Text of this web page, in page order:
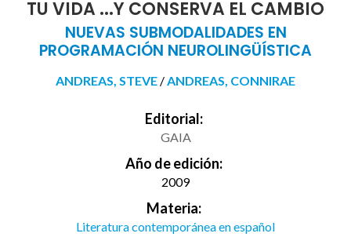
TU VIDA ...Y CONSERVA EL CAMBIO
NUEVAS SUBMODALIDADES EN
PROGRAMACIÓN NEUROLINGÜÍSTICA
ANDREAS, STEVE /ANDREAS, CONNIRAE
Editorial:
GAIA
Año de edición:
2009
Materia:
Literatura contemporánea en español